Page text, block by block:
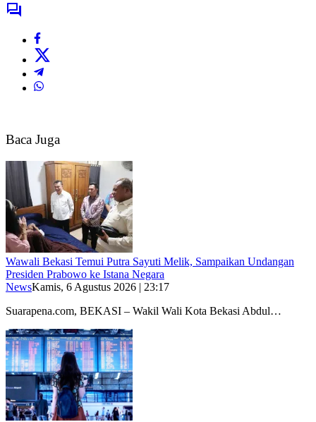
Baca Juga
Wawali Bekasi Temui Putra Sayuti Melik, Sampaikan Undangan
Presiden Prabowo ke Istana Negara
NewsKamis, 6 Agustus 2026 | 23:17
Suarapena.com, BEKASI – Wakil Wali Kota Bekasi Abdul…